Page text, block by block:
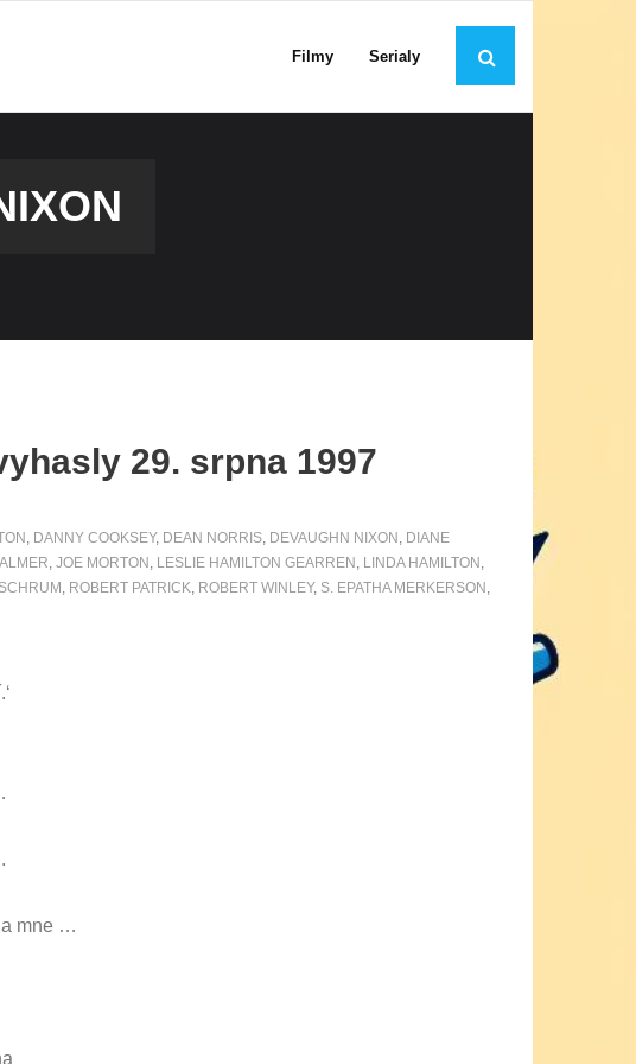
Filmy Serialy
29. srpna 1997
, DANNY COOKSEY, DEAN NORRIS, DEVAUGHN NIXON , DIANE
, JOE MORTON , LESLIE HAMILTON GEARREN , LINDA HAMILTON ,
, ROBERT PATRICK, ROBERT WINLEY, S. EPATHA MERKERSON ,
mne …